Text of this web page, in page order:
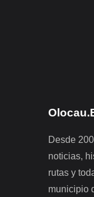
Desde
noticias,
rutas y
municipio